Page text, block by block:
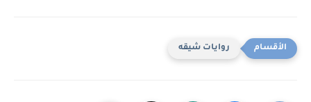
روايات شيقه